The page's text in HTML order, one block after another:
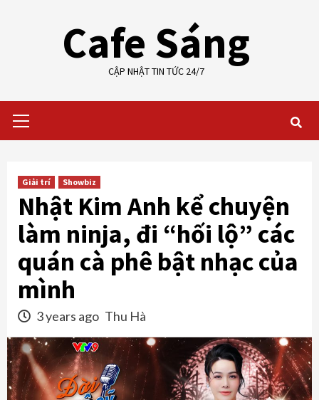
Cafe Sáng
CẬP NHẬT TIN TỨC 24/7
Menu
Giải trí Showbiz
Nhật Kim Anh kể chuyện
làm ninja, đi “hối lộ” các
quán cà phê bật nhạc của
mình
3 years ago Thu Hà